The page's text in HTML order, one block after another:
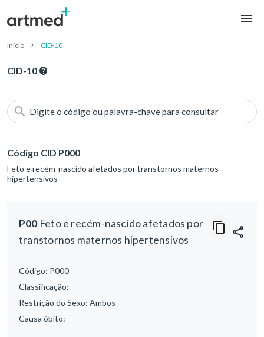
Início CID-10
CID-10
Digite o código ou palavra-chave para consultar
Código CID P000
Feto e recém-nascido afetados por transtornos maternos
hipertensivos
P00Feto e recém-nascido afetados por
transtornos maternos hipertensivos
Código: P000
Classificação: -
Restrição do Sexo: Ambos
Causa óbito: -